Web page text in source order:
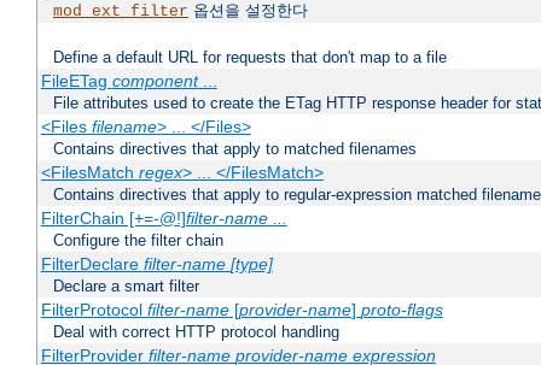
mod_ext_filter 옵션을 설정한다
Define a default URL for requests that don't map to a file
FileETag component...
File attributes used to create the ETag HTTP response header for
<Files filename> ... </Files>
Contains directives that apply to matched filenames
<FilesMatch regex> ... </FilesMatch>
Contains directives that apply to regular-expression matched
FilterChain [+=-@!]filter-name ...
Configure the filter chain
FilterDeclare filter-name [type]
Declare a smart filter
FilterProtocol filter-name[provider-name] proto-flags
Deal with correct HTTP protocol handling
FilterProvider filter-name provider-name expression